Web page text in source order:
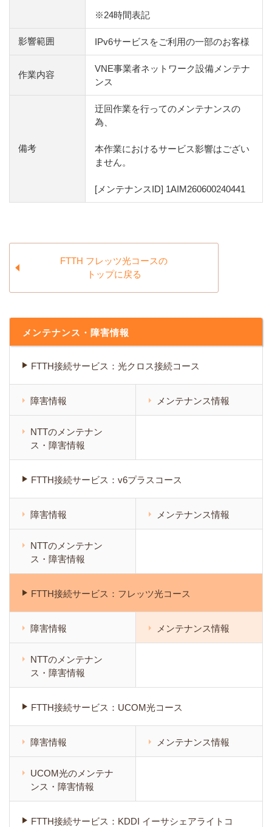
※24時間表記
影響範囲 IPv6サービスをご利用の一部のお客様
作業内容
VNE事業者ネットワーク設備メンテナ
ンス
備考
迂回作業を行ってのメンテナンスの
為、
本作業におけるサービス影響はござい
ません。
[メンテナンスID] 1AIM260600240441
FTTH フレッツ光コースの
トップに戻る
メンテナンス・障害情報
FTTH接続サービス：光クロス接続コース
障害情報 メンテナンス情報
NTTのメンテナン
ス・障害情報
FTTH接続サービス：v6プラスコース
障害情報 メンテナンス情報
NTTのメンテナン
ス・障害情報
FTTH接続サービス：フレッツ光コース
障害情報 メンテナンス情報
NTTのメンテナン
ス・障害情報
FTTH接続サービス：UCOM光コース
障害情報 メンテナンス情報
UCOM光のメンテナ
ンス・障害情報
FTTH接続サービス：KDDI イーサシェアライトコ